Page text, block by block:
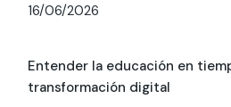
16/06/2026
Entender la educación en
transformación digital